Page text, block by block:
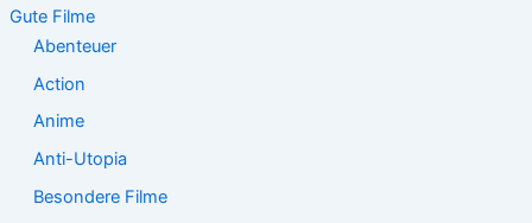
n
Gute Filme
Abenteuer
Action
Anime
Anti-Utopia
Besondere Filme